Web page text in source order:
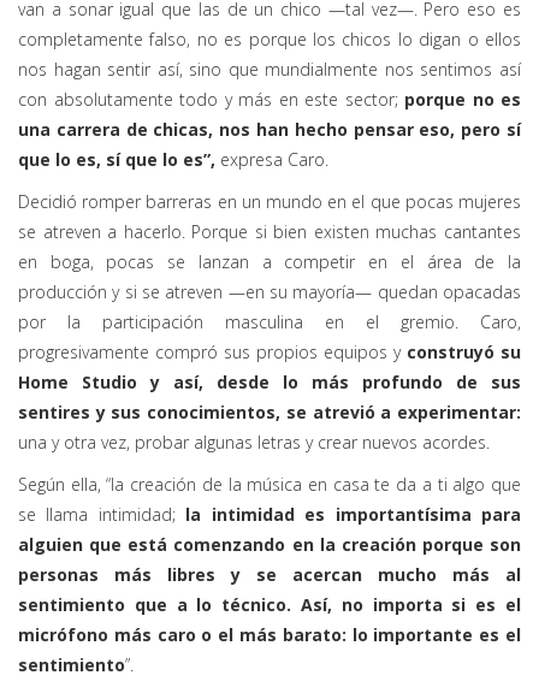
van a sonar igual que las de un chico —tal vez—. Pero eso es
completamente falso, no es porque los chicos lo digan o ellos
nos hagan sentir así, sino que mundialmente nos sentimos así
con absolutamente todo y más en este sector; porque no es
una carrera de chicas, nos han hecho pensar eso, pero sí
que lo es, sí que lo es”, expresa Caro.
Decidió romper barreras en un mundo en el que pocas mujeres
se atreven a hacerlo. Porque si bien existen muchas cantantes
en boga, pocas se lanzan a competir en el área de la
producción y si se atreven —en su mayoría— quedan opacadas
por la participación masculina en el gremio. Caro,
progresivamente compró sus propios equipos y construyó su
Home Studio y así, desde lo más profundo de sus
sentires y sus conocimientos, se atrevió a experimentar:
una y otra vez, probar algunas letras y crear nuevos acordes.
Según ella, “la creación de la música en casa te da a ti algo que
se llama intimidad; la intimidad es importantísima para
alguien que está comenzando en la creación porque son
personas más libres y se acercan mucho más al
sentimiento que a lo técnico. Así, no importa si es el
micrófono más caro o el más barato: lo importante es el
sentimiento”.